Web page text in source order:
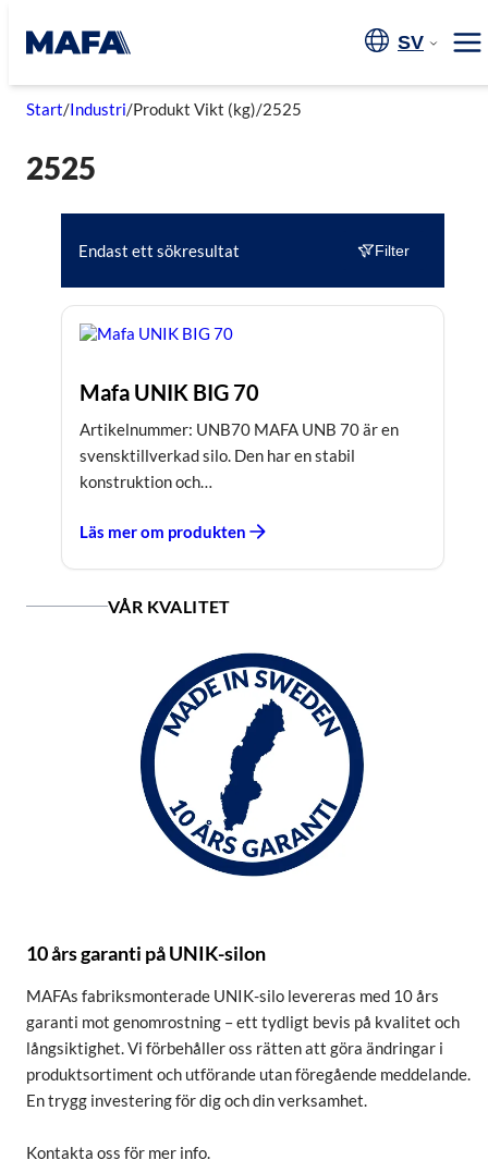
till
innehåll
SV
Start/Industri/Produkt Vikt (kg)/2525
2525
Endast ett sökresultat Filter
Mafa UNIK BIG 70
Artikelnummer: UNB70 MAFA UNB 70 är en
svensktillverkad silo. Den har en stabil
konstruktion och…
Läs mer om produkten
VÅR KVALITET
10 års garanti på UNIK-silon
MAFAs fabriksmonterade UNIK-silo levereras med 10 års
garanti mot genomrostning – ett tydligt bevis på kvalitet och
långsiktighet. Vi förbehåller oss rätten att göra ändringar i
produktsortiment och utförande utan föregående meddelande.
En trygg investering för dig och din verksamhet.
Kontakta oss för mer info.